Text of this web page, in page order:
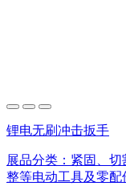
锂电无刷冲击扳手
展品分类： 紧固、切
整等电动工具及零配